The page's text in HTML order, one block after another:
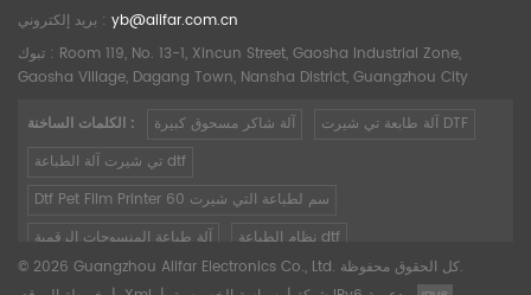
بريد إلكتروني : yb@aiifar.com.cn
تبوك : Room 119, No. 13-1, Xincun Street, Gaosha Industrial Zone,
Gaosha Village, Dagang Town, Nansha District, Guangzhou City
الكلمات الساخنة : آلة شاكر مسحوق كبيرة
آلة طابعة تي شيرت DTF
تي شيرت آلة الطباعة dtf
Dtf Pet Film Printer 60 سم لطباعة التي شيرت
آلة طباعة المنسوجات الرقمية
نظام الطباعة dtf
مجفف و شاكر مسحوق اتوماتيك
سعر طابعة نقل a3 DTF
© 2026 Guangzhou Aiifar Electronics Co., Ltd. كل الحقوق محفوظة.